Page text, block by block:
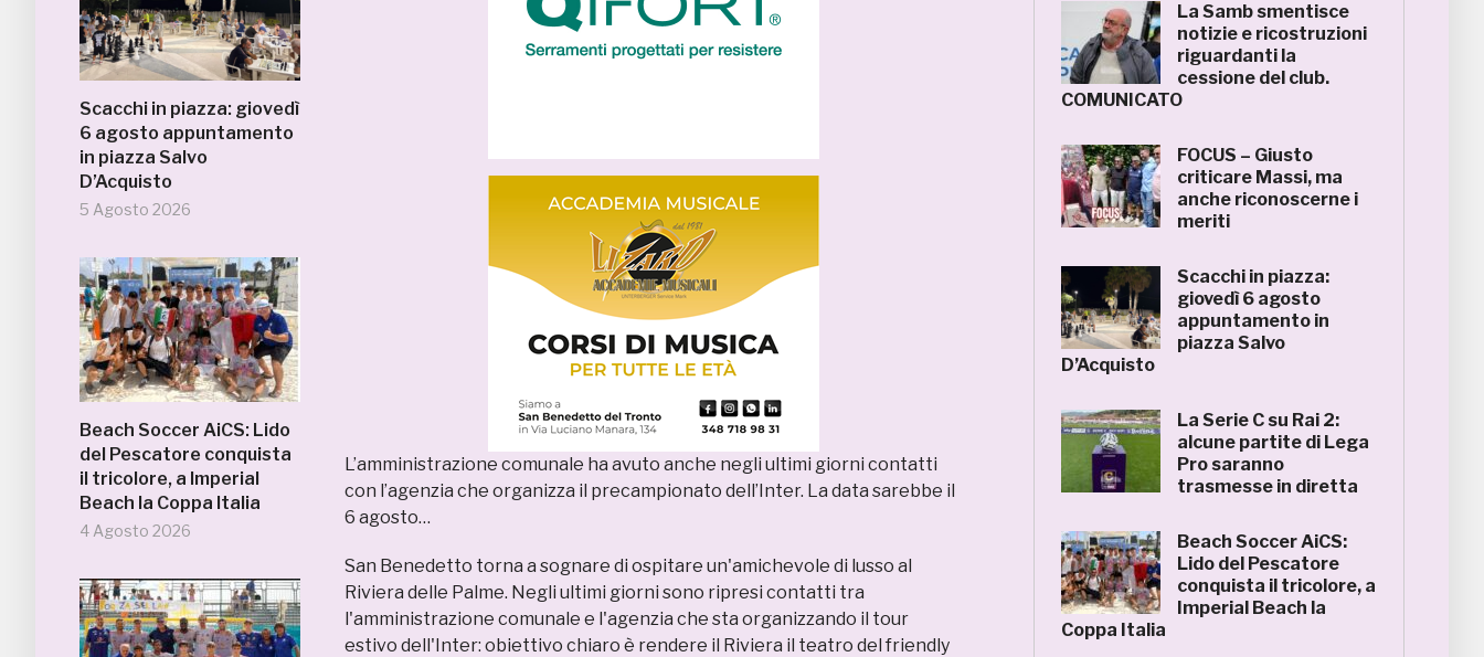
Scacchi in piazza: giovedì
6 agosto appuntamento
in piazza Salvo
D’Acquisto
5 Agosto 2026
Beach Soccer AiCS: Lido
del Pescatore conquista
il tricolore, a Imperial
Beach la Coppa Italia
4 Agosto 2026
L’amministrazione comunale ha avuto anche negli ultimi giorni contatti
con l’agenzia che organizza il precampionato dell’Inter. La data sarebbe il
6 agosto…
San Benedetto torna a sognare di ospitare un'amichevole di lusso al
Riviera delle Palme. Negli ultimi giorni sono ripresi contatti tra
l'amministrazione comunale e l'agenzia che sta organizzando il tour
estivo dell'Inter: obiettivo chiaro è rendere il Riviera il teatro del friendly
La Samb smentisce
notizie e ricostruzioni
riguardanti la
cessione del club.
COMUNICATO
FOCUS – Giusto
criticare Massi, ma
anche riconoscerne i
meriti
Scacchi in piazza:
giovedì 6 agosto
appuntamento in
piazza Salvo
D’Acquisto
La Serie C su Rai 2:
alcune partite di Lega
Pro saranno
trasmesse in diretta
Beach Soccer AiCS:
Lido del Pescatore
conquista il tricolore, a
Imperial Beach la
Coppa Italia